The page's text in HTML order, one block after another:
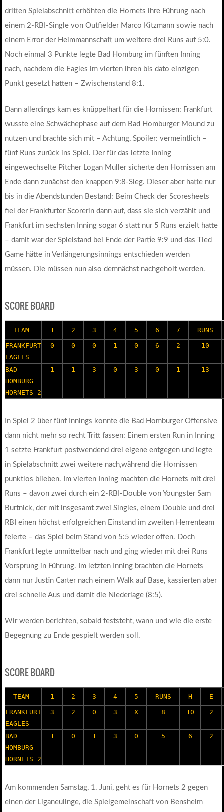
dritten Spielabschnitt erhöhten die Hornets ihre Führung nach
einem 2-RBI-Single von Outfielder Marco Kitzmann sowie nach
einem Error der Heimmannschaft um weitere drei Runs auf 5:0.
Noch einmal 3 Punkte legte Bad Homburg im fünften Inning
nach, nachdem die Eagles im vierten ihren bis dato einzigen
Punkt gesetzt hatten – Zwischenstand 8:1.
Dann allerdings kam es knüppelhart für die Hornissen: Frankfurt
wusste eine Schwächephase auf dem Bad Homburger Mound zu
nutzen und brachte sich mit – Achtung, Spoiler: vermeintlich –
fünf Runs zurück ins Spiel. Der für das letzte Inning
eingewechselte Pitcher Logan Muller sicherte den Hornissen am
Ende dann zunächst den knappen 9:8-Sieg. Dieser aber hatte nur
bis in die Abendstunden Bestand: Beim Check der Scoresheets
fiel der Frankfurter Scorerin dann auf, dass sie sich verzählt und
Frankfurt im sechsten Inning sogar 6 statt nur 5 Runs erzielt hatte
– damit war der Spielstand bei Ende der Partie 9:9 und das Tied
Game hätte in Verlängerungsinnings entschieden werden
müssen. Die müssen nun also demnächst nachgeholt werden.
SCORE BOARD
TEAM 1 2 3 4 5 6 7 RUNS
FRANKFURT
EAGLES
0 0 0 1 0 6 2 10
BAD
HOMBURG
HORNETS 2
1 1 3 0 3 0 1 13
In Spiel 2 über fünf Innings konnte die Bad Homburger Offensive
dann nicht mehr so recht Tritt fassen: Einem ersten Run in Inning
1 setzte Frankfurt postwendend drei eigene entgegen und legte
in Spielabschnitt zwei weitere nach,während die Hornissen
punktlos blieben. Im vierten Inning machten die Hornets mit drei
Runs – davon zwei durch ein 2-RBI-Double von Youngster Sam
Burtnick, der mit insgesamt zwei Singles, einem Double und drei
RBI einen höchst erfolgreichen Einstand im zweiten Herrenteam
feierte – das Spiel beim Stand von 5:5 wieder offen. Doch
Frankfurt legte unmittelbar nach und ging wieder mit drei Runs
Vorsprung in Führung. Im letzten Inning brachten die Hornets
dann nur Justin Carter nach einem Walk auf Base, kassierten aber
drei schnelle Aus und damit die Niederlage (8:5).
Wir werden berichten, sobald feststeht, wann und wie die erste
Begegnung zu Ende gespielt werden soll.
SCORE BOARD
TEAM 1 2 3 4 5 RUNS H E
FRANKFURT
EAGLES
3 2 0 3 X 8 10 2
BAD
HOMBURG
HORNETS 2
1 0 1 3 0 5 6 2
Am kommenden Samstag, 1. Juni, geht es für Hornets 2 gegen
einen der Liganeulinge, die Spielgemeinschaft von Bensheim